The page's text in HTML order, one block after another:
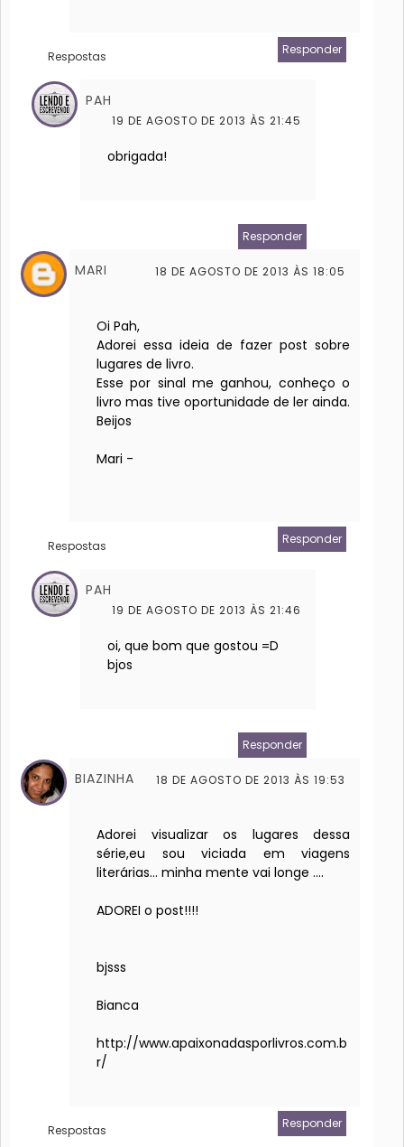
Responder
Respostas
PAH
19 DE AGOSTO DE 2013 ÀS 21:45
obrigada!
Responder
MARI 18 DE AGOSTO DE 2013 ÀS 18:05
Oi Pah,
Adorei essa ideia de fazer post sobre
lugares de livro.
Esse por sinal me ganhou, conheço o
livro mas tive oportunidade de ler ainda.
Beijos
Mari -
Responder
Respostas
PAH
19 DE AGOSTO DE 2013 ÀS 21:46
oi, que bom que gostou =D
bjos
Responder
BIAZINHA 18 DE AGOSTO DE 2013 ÀS 19:53
Adorei visualizar os lugares dessa
série,eu sou viciada em viagens
literárias... minha mente vai longe ....
ADOREI o post!!!!
bjsss
Bianca
http://www.apaixonadasporlivros.com.b
r/
Responder
Respostas